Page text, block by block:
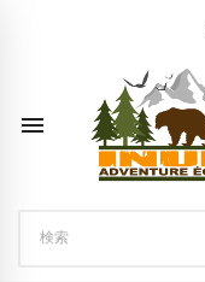
Wishlist name